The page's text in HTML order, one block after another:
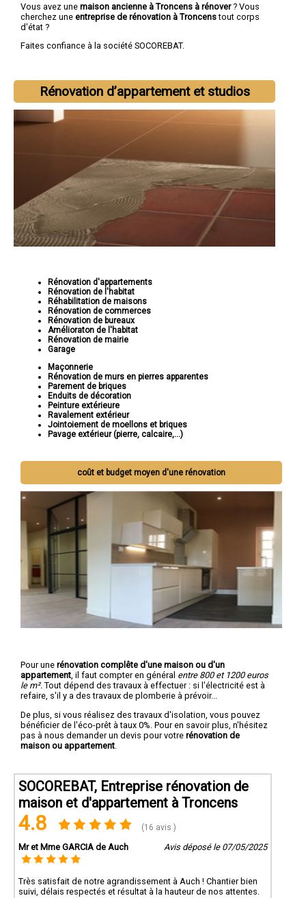
Vous avez une maison ancienne à Troncens à rénover? Vous
cherchez une entreprise de rénovation à Troncenstout corps
d'état ?
Faites confiance à la société SOCOREBAT.
Rénovation d’appartement et studios
Rénovation d'appartements
Rénovation de l'habitat
Réhabilitation de maisons
Rénovation de commerces
Rénovation de bureaux
Amélioraton de l'habitat
Rénovation de mairie
Garage
Maçonnerie
Rénovation de murs en pierres apparentes
Parement de briques
Enduits de décoration
Peinture extérieure
Ravalement extérieur
Jointoiement de moellons et briques
Pavage extérieur (pierre, calcaire,...)
coût et budget moyen d'une rénovation
Pour une rénovation complête d'une maison ou d'un
appartement , il faut compter en général entre 800 et 1200 euros
le m². Tout dépend des travaux à effectuer : si l'électricité est à
refaire, s'il y a des travaux de plomberie à prévoir...
De plus, si vous réalisez des travaux d'isolation, vous pouvez
bénéficier de l'éco-prêt à taux 0%. Pour en savoir plus, n'hésitez
pas à nous demander un devis pour votre rénovation de
maison ou appartement
SOCOREBAT, Entreprise rénovation de
maison et d'appartement à Troncens
4.8 (16 avis )
Mr et Mme GARCIA de Auch Avis déposé le 07/05/2025
Très satisfait de notre agrandissement à Auch ! Chantier bien
suivi, délais respectés et résultat à la hauteur de nos attentes.